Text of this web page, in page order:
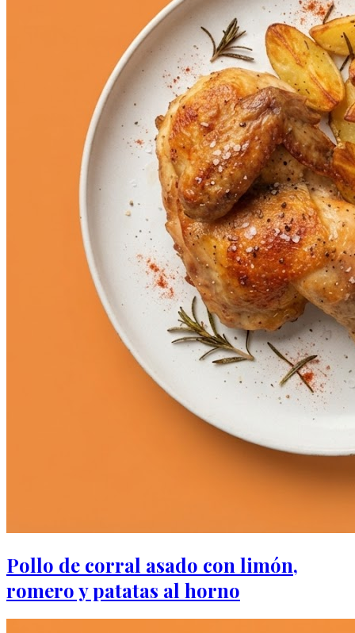
Pollo de corral asado con limón,
romero y patatas al horno